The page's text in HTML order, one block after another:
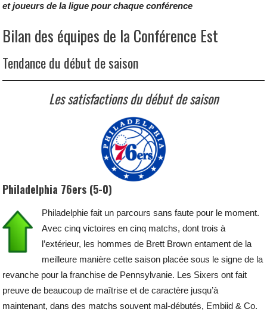
et joueurs de la ligue pour chaque conférence
Bilan des équipes de la Conférence Est
Tendance du début de saison
Les satisfactions du début de saison
Philadelphia 76ers (5-0)
Philadelphie fait un parcours sans faute pour le moment.
Avec cinq victoires en cinq matchs, dont trois à
l’extérieur, les hommes de Brett Brown entament de la
meilleure manière cette saison placée sous le signe de la
revanche pour la franchise de Pennsylvanie. Les Sixers ont fait
preuve de beaucoup de maîtrise et de caractère jusqu’à
maintenant, dans des matchs souvent mal-débutés, Embiid & Co.